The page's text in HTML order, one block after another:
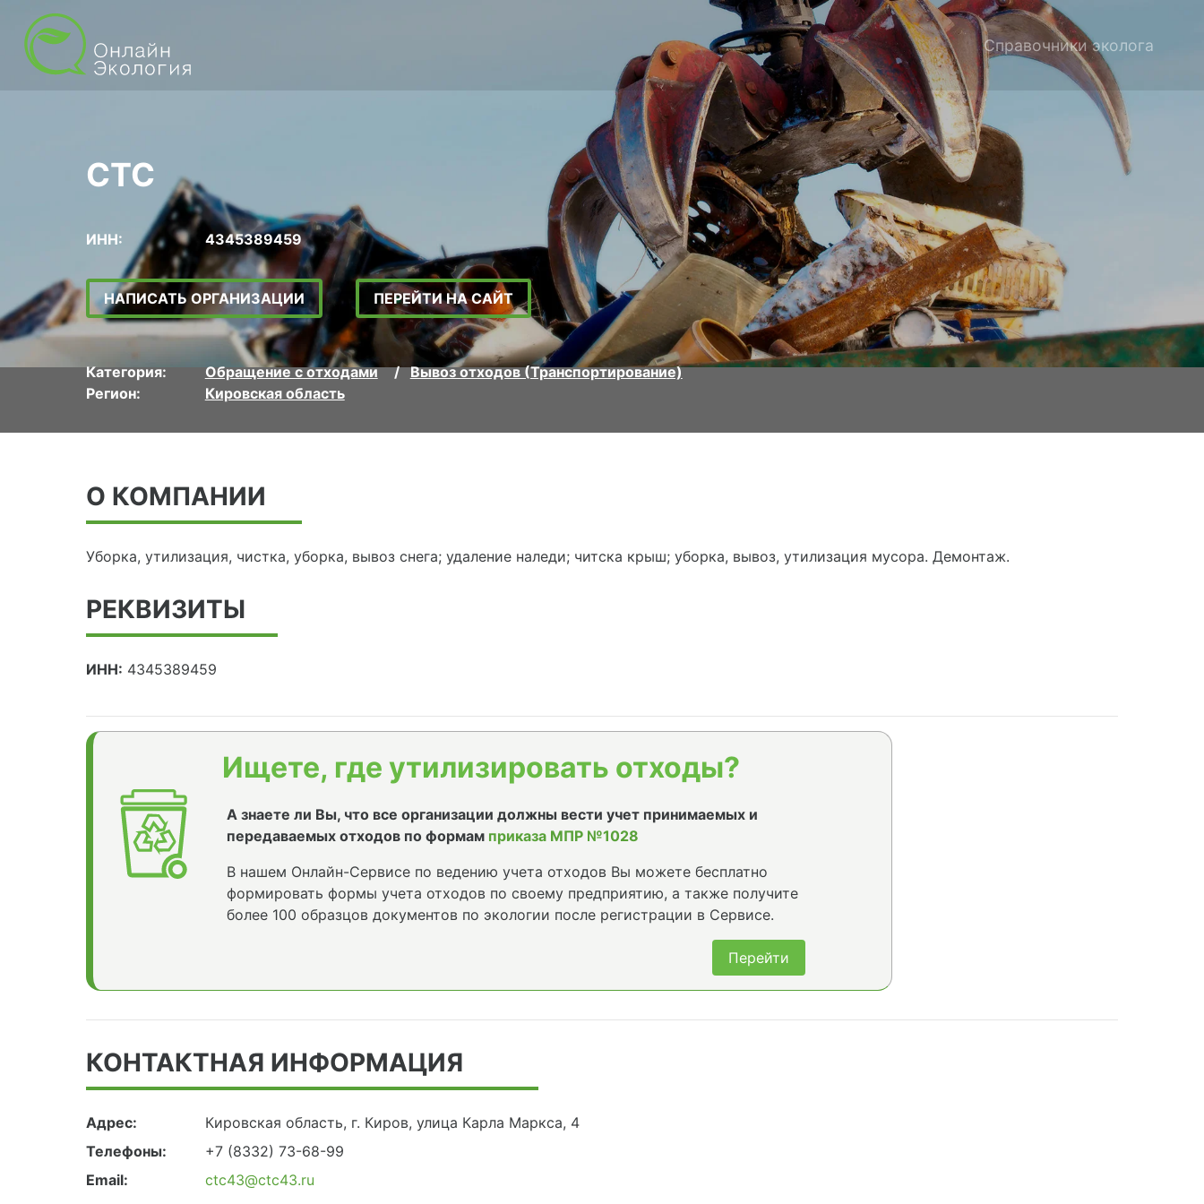
Справочники эколога
СТС
ИНН: 4345389459
НАПИСАТЬ ОРГАНИЗАЦИИ ПЕРЕЙТИ НА САЙТ
Категория: Обращение с отходами
Вывоз отходов (Транспортирование)
Регион:
Кировская область
О КОМПАНИИ
Уборка, утилизация, чистка, уборка, вывоз снега; удаление наледи; читска крыш; уборка, вывоз, утилизация мусора. Демонтаж.
РЕКВИЗИТЫ
ИНН: 4345389459
Ищете, где утилизировать отходы?
А знаете ли Вы, что все организации должны вести учет принимаемых и
передаваемых отходов по формам приказа МПР №1028
В нашем Онлайн-Сервисе по ведению учета отходов Вы можете бесплатно
формировать формы учета отходов по своему предприятию, а также получите
более 100 образцов документов по экологии после регистрации в Сервисе.
Перейти
КОНТАКТНАЯ ИНФОРМАЦИЯ
Адрес:
Кировская область, г. Киров, улица Карла Маркса, 4
Телефоны:
+7 (8332) 73-68-99
Email:
ctc43@ctc43.ru